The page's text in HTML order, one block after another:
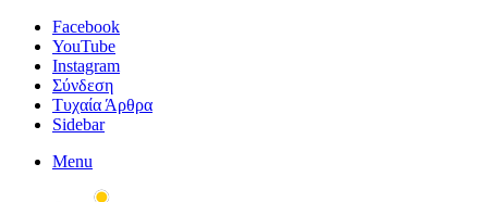
Facebook
YouTube
Instagram
Σύνδεση
Τυχαία Άρθρα
Sidebar
Menu